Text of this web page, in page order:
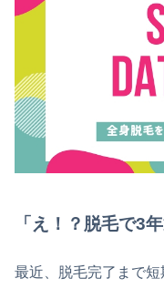
「え！？脱毛で3
最近、脱毛完了まで